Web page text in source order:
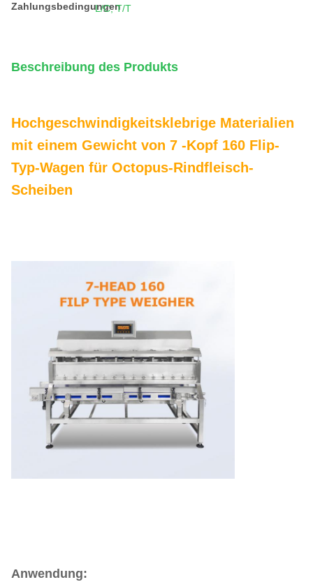
Zahlungsbedingungen
L/C, T/T
Beschreibung des Produkts
Hochgeschwindigkeitsklebrige Materialien
mit einem Gewicht von 7 -Kopf 160 Flip-
Typ-Wagen für Octopus-Rindfleisch-
Scheiben
Anwendung: